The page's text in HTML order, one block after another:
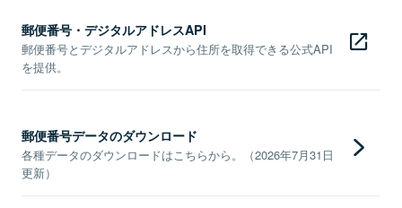
郵便番号・デジタルアドレスAPI
郵便番号とデジタルアドレスから住所を取得できる公式API
を提供。
郵便番号データのダウンロード
各種データのダウンロードはこちらから。（2026年7月31日
更新）